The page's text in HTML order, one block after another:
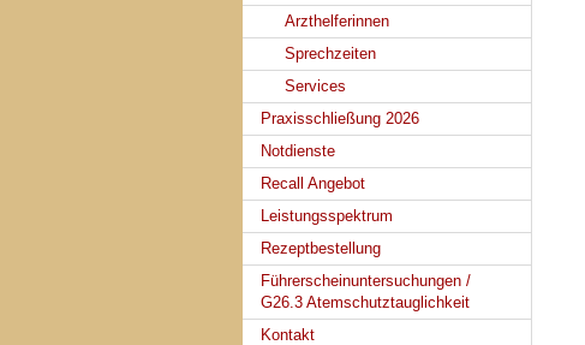
Arzthelferinnen
Sprechzeiten
Services
Praxisschließung 2026
Notdienste
Recall Angebot
Leistungsspektrum
Rezeptbestellung
Führerscheinuntersuchungen /
G26.3 Atemschutztauglichkeit
Kontakt